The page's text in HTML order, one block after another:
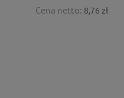
Cena netto: 8,76 zł